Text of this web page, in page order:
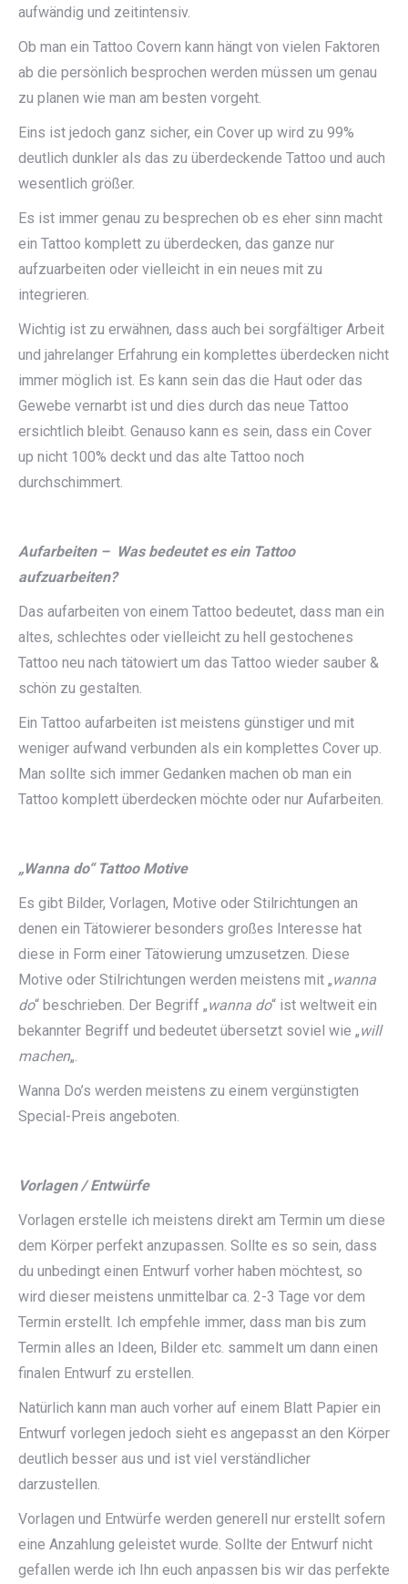
aufwändig und zeitintensiv.
Ob man ein Tattoo Covern kann hängt von vielen Faktoren
ab die persönlich besprochen werden müssen um genau
zu planen wie man am besten vorgeht.
Eins ist jedoch ganz sicher, ein Cover up wird zu 99%
deutlich dunkler als das zu überdeckende Tattoo und auch
wesentlich größer.
Es ist immer genau zu besprechen ob es eher sinn macht
ein Tattoo komplett zu überdecken, das ganze nur
aufzuarbeiten oder vielleicht in ein neues mit zu
integrieren.
Wichtig ist zu erwähnen, dass auch bei sorgfältiger Arbeit
und jahrelanger Erfahrung ein komplettes überdecken nicht
immer möglich ist. Es kann sein das die Haut oder das
Gewebe vernarbt ist und dies durch das neue Tattoo
ersichtlich bleibt. Genauso kann es sein, dass ein Cover
up nicht 100% deckt und das alte Tattoo noch
durchschimmert.
Aufarbeiten – Was bedeutet es ein Tattoo
aufzuarbeiten?
Das aufarbeiten von einem Tattoo bedeutet, dass man ein
altes, schlechtes oder vielleicht zu hell gestochenes
Tattoo neu nach tätowiert um das Tattoo wieder sauber &
schön zu gestalten.
Ein Tattoo aufarbeiten ist meistens günstiger und mit
weniger aufwand verbunden als ein komplettes Cover up.
Man sollte sich immer Gedanken machen ob man ein
Tattoo komplett überdecken möchte oder nur Aufarbeiten.
„Wanna do“ Tattoo Motive
Es gibt Bilder, Vorlagen, Motive oder Stilrichtungen an
denen ein Tätowierer besonders großes Interesse hat
diese in Form einer Tätowierung umzusetzen. Diese
Motive oder Stilrichtungen werden meistens mit „wanna
do“ beschrieben. Der Begriff „wanna do“ ist weltweit ein
bekannter Begriff und bedeutet übersetzt soviel wie „will
machen„.
Wanna Do’s werden meistens zu einem vergünstigten
Special-Preis angeboten.
Vorlagen / Entwürfe
Vorlagen erstelle ich meistens direkt am Termin um diese
dem Körper perfekt anzupassen. Sollte es so sein, dass
du unbedingt einen Entwurf vorher haben möchtest, so
wird dieser meistens unmittelbar ca. 2-3 Tage vor dem
Termin erstellt. Ich empfehle immer, dass man bis zum
Termin alles an Ideen, Bilder etc. sammelt um dann einen
finalen Entwurf zu erstellen.
Natürlich kann man auch vorher auf einem Blatt Papier ein
Entwurf vorlegen jedoch sieht es angepasst an den Körper
deutlich besser aus und ist viel verständlicher
darzustellen.
Vorlagen und Entwürfe werden generell nur erstellt sofern
eine Anzahlung geleistet wurde. Sollte der Entwurf nicht
gefallen werde ich Ihn euch anpassen bis wir das perfekte